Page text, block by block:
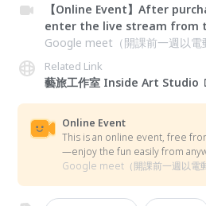
【Online Event】After
enter the live stream from
Google meet（開課前一週以電
Related Link
藝旅工作室 Inside Art Studio
Online Event
This is an online event, free
—enjoy the fun easily from
Google meet（開課前一週以電